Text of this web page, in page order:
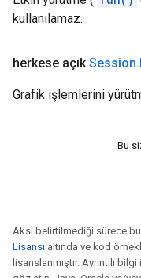
kullanılamaz.
herkese açıkSession.
Grafik işlemlerini
Bu
Aksi belirtilmediği sürece bu
Lisansı altında ve kod
lisanslanmıştır. Ayrıntılı bilgi